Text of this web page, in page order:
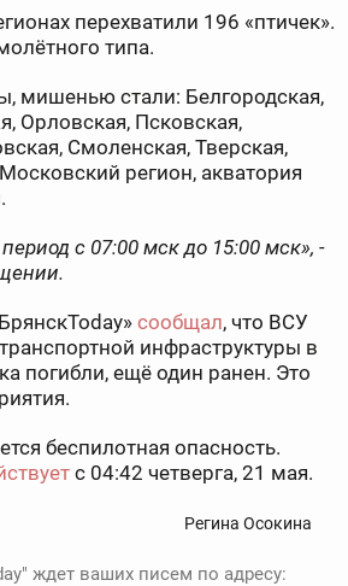
перехватили 196 «птичек».
типа.
мишенью стали: Белгородская,
Орловская, Псковская,
Смоленская, Тверская,
регион, акватория
с 07:00 мск до 15:00 мск», -
сообщал, что ВСУ
инфраструктуры в
погибли, ещё один ранен. Это
беспилотная опасность.
с 04:42 четверга, 21 мая.
Регина Осокина
ждет ваших писем по адресу: